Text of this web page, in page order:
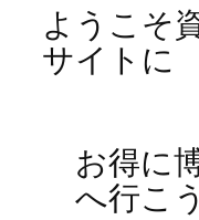
ようこそ
サイトに
お得に
へ行こ